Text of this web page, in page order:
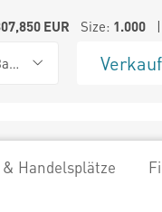
EUR Size: 1.000|
(Baadex)
Handelsplätze